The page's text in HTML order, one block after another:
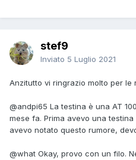
stef9
Inviato 5 Luglio 2021
Anzitutto vi ringrazio molto per le
@andpi65 La testina è una AT
mese fa. Prima avevo una
avevo notato questo rumore,
@what Okay, provo con un filo.